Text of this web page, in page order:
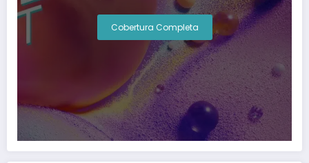
Cobertura Completa